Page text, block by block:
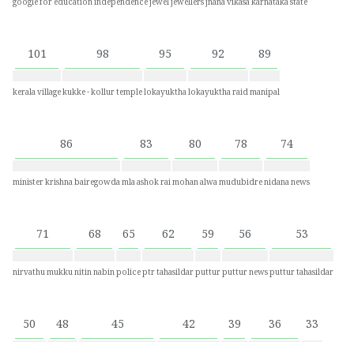
google for educationindependencejeweljewellersjnana vikasakarnataka state
101
kerala village
98
kukke - kollur temple
95
lokayuktha
92
lokayuktha raid
89
manipal
86
minister krishna bairegowda
83
mla ashok rai
80
mohan alwa
78
mudubidre
74
nidana news
71
nirvathu mukku
68
nitin nabin
65
police
62
ptr tahasildar
59
puttur
56
puttur news
53
puttur tahasildar
50 48 45 42 39 36 33